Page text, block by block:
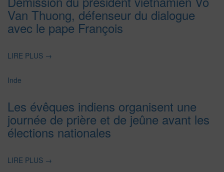
Van Thuong, défenseur du dialogue
avec le pape François
LIRE PLUS →
Inde
Les évêques indiens organisent une
journée de prière et de jeûne avant les
élections nationales
LIRE PLUS →